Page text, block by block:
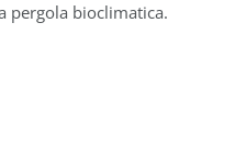
pergola bioclimatica.